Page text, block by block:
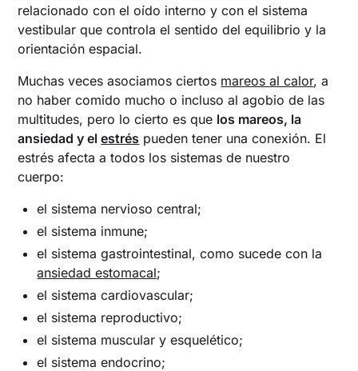
relacionado con el oído interno y con el sistema
vestibular que controla el sentido del equilibrio y la
orientación espacial.
Muchas veces asociamos ciertos mareos al calor, a
no haber comido mucho o incluso al agobio de las
multitudes, pero lo cierto es que los mareos, la
ansiedad y elestrés pueden tener una conexión. El
estrés afecta a todos los sistemas de nuestro
cuerpo:
el sistema nervioso central;
el sistema inmune;
el sistema gastrointestinal, como sucede con la
ansiedad estomacal;
el sistema cardiovascular;
el sistema reproductivo;
el sistema muscular y esquelético;
el sistema endocrino;